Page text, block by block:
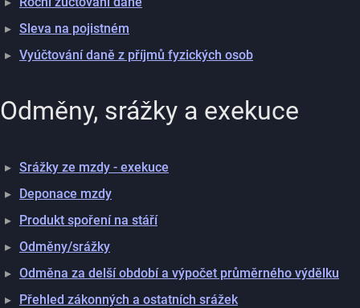
Sleva na pojistném
Vyúčtování daně z příjmů fyzických osob
Odměny, srážky a exekuce
Srážky ze mzdy - exekuce
Deponace mzdy
Produkt spoření na stáří
Odměny/srážky
Odměna za delší období a výpočet průměrného výdělku
Přehled zákonných a ostatních srážek